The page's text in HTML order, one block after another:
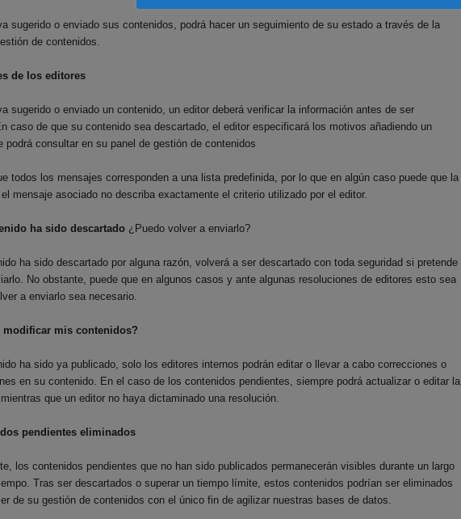
sugerido o enviado sus contenidos, podrá hacer un seguimiento de su estado a través de la
de contenidos.
de los editores
sugerido o enviado un contenido, un editor deberá verificar la información antes de ser
caso de que su contenido sea descartado, el editor especificará los motivos añadiendo un
podrá consultar en su panel de gestión de contenidos
todos los mensajes corresponden a una lista predefinida, por lo que en algún caso puede que la
mensaje asociado no describa exactamente el criterio utilizado por el editor.
ha sido descartado¿Puedo volver a enviarlo?
ha sido descartado por alguna razón, volverá a ser descartado con toda seguridad si pretende
No obstante, puede que en algunos casos y ante algunas resoluciones de editores esto sea
a enviarlo sea necesario.
modificar mis contenidos?
ha sido ya publicado, solo los editores internos podrán editar o llevar a cabo correcciones o
en su contenido. En el caso de los contenidos pendientes, siempre podrá actualizar o editar la
que un editor no haya dictaminado una resolución.
pendientes eliminados
los contenidos pendientes que no han sido publicados permanecerán visibles durante un largo
Tras ser descartados o superar un tiempo límite, estos contenidos podrían ser eliminados
de su gestión de contenidos con el único fin de agilizar nuestras bases de datos.